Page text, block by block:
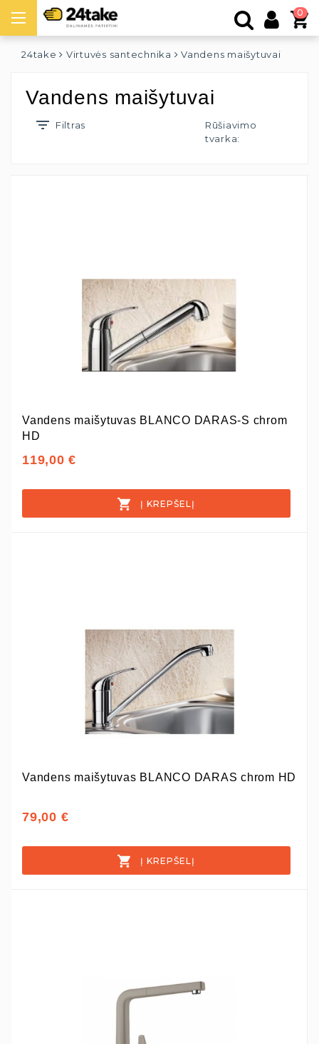
0
24take Virtuvės santechnika Vandens maišytuvai
Vandens maišytuvai
Filtras
Rūšiavimo
tvarka:
Vandens maišytuvas BLANCO DARAS-S chrom
HD
119,00 €
Į KREPŠELĮ
Vandens maišytuvas BLANCO DARAS chrom HD
79,00 €
Į KREPŠELĮ